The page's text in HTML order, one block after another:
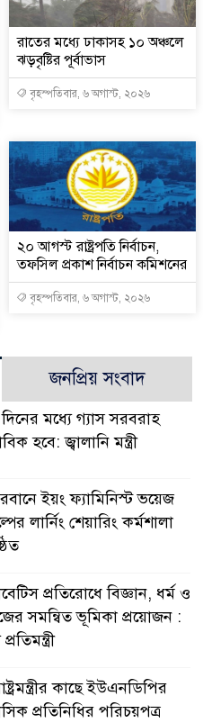
রাতের মধ্যে ঢাকাসহ ১০ অঞ্চলে
ঝড়বৃষ্টির পূর্বাভাস
বৃহস্পতিবার, ৬ অগাস্ট, ২০২৬
২০ আগস্ট রাষ্ট্রপতি নির্বাচন,
তফসিল প্রকাশ নির্বাচন কমিশনের
বৃহস্পতিবার, ৬ অগাস্ট, ২০২৬
জনপ্রিয় সংবাদ
মধ্যে গ্যাস সরবরাহ
হবে: জ্বালানি মন্ত্রী
ইয়ং ফ্যামিনিস্ট ভয়েজ
লার্নিং শেয়ারিং কর্মশালা
প্রতিরোধে বিজ্ঞান, ধর্ম ও
সমন্বিত ভূমিকা প্রয়োজন :
প্রতিমন্ত্রী
কা‌ছে ইউএনডিপির
প্রতিনিধির পরিচয়পত্র